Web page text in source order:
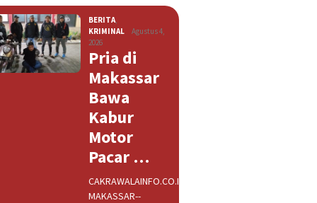
BERITA
KRIMINAL
Agustus 4,
2026
Pria di
Makassar
Bawa
Kabur
Motor
Pacar …
CAKRAWALAINFO.CO.ID,
MAKASSAR--